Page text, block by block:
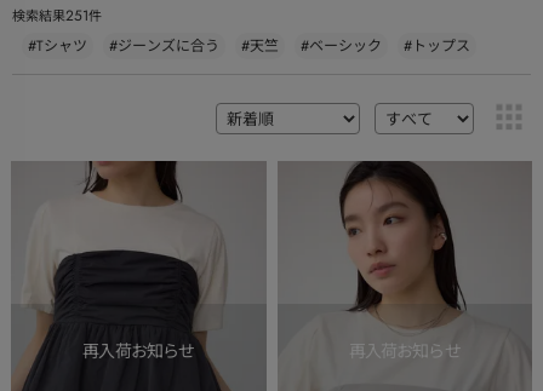
検索結果251件
#Tシャツ #ジーンズに合う #天竺 #ベーシック #トップス